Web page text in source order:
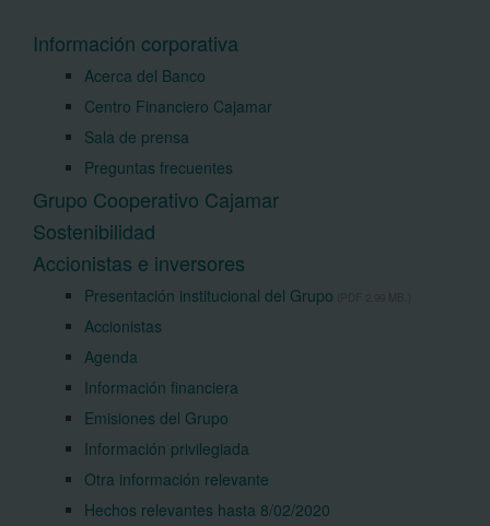
Información corporativa
Acerca del Banco
Centro Financiero Cajamar
Sala de prensa
Preguntas frecuentes
Grupo Cooperativo Cajamar
Sostenibilidad
Accionistas e inversores
Presentación institucional del Grupo
Accionistas
Agenda
Información financiera
Emisiones del Grupo
Información privilegiada
Otra información relevante
Hechos relevantes hasta 8/02/2020